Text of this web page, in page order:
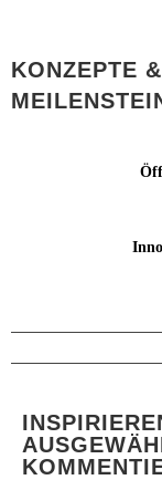
KONZEPTE